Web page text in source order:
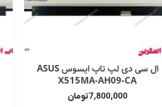
ال سی دی لپ تاپ ایسوس ASUS
X515MA-BB01-CB
7,800,000تومان